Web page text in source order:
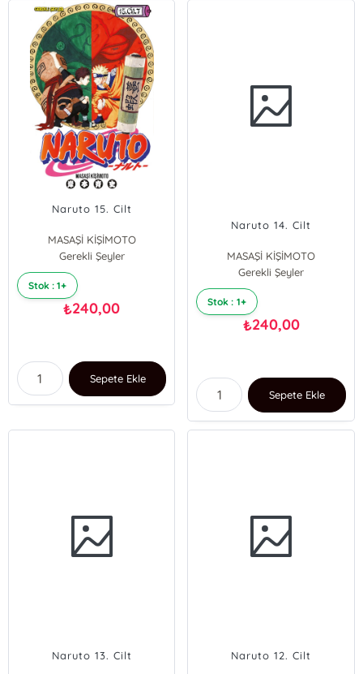
Naruto 15. Cilt
MASAŞİ KİŞİMOTO
Gerekli Şeyler
Stok : 1+
₺240,00
Sepete Ekle
Naruto 14. Cilt
MASAŞİ KİŞİMOTO
Gerekli Şeyler
Stok : 1+
₺240,00
Sepete Ekle
Naruto 13. Cilt Naruto 12. Cilt